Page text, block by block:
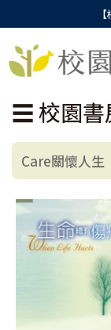
☰校園
Care關懷人生